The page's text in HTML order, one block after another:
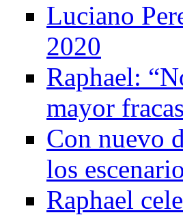
Luciano
2020
Raphael:
mayor
Con nuevo
los
Raphael